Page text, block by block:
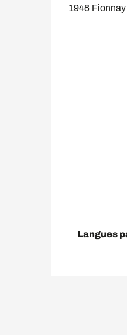
1948 Fionnay
Langues
Langues